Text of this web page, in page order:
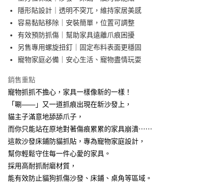
AFTEE先享後付
相關說明
【關於「AFTEE先享後付」】
AFTEE先享後付是「在收到商品之後才付款」的支付方式。 讓您購物簡單
１．簡單：不需註冊會員、不需綁卡、不需儲值。
３．安心：先確認商品／服務後，再付款。
１．於結帳方式選擇「AFTEE先享後付」後，將跳轉至「AFTEE先享後付」
結帳頁面，進行簡訊認證並確認金額後，即可完成結帳。
２．訂單成立數日內，您將收到繳費通知簡訊。
３．收到繳費通知簡訊後14天內，點擊此簡訊中的連結，可透過四大超商／
ATM／網路銀行／等多元方式進行付款，方視為交易完成。
※ 請注意：結帳手續完成當下不需立刻繳費，但若您需要取消訂單，請聯絡
後付繳納相關費用。
※ 交易是否成功請以「AFTEE先享後付 」之結帳頁面顯示為準，若有關於
ATM付款
全家取貨付款
每筆NT$60，滿NT$499(含以上)免運費
7-11取貨付款
每筆NT$60，滿NT$499(含以上)免運費
7-11取貨(快速到店)
宅配
隱形貼設計｜透明不突兀，維持家居美感
容易黏貼移除｜安裝簡單，位置可調整
有效預防抓傷｜幫助家具遠離爪痕困擾
另售專用螺旋扭釘｜固定布料表面更穩固
寵物家庭必備｜安心生活、寵物盡情玩耍
銷售重點
寵物抓抓不擔心，家具一樣像新的一樣！
「唰——」又一道抓痕出現在新沙發上，
貓主子滿意地舔舔爪子，
而你只能站在原地對著傷痕累累的家具崩潰⋯⋯
這款沙發床鋪防貓抓貼，專為寵物家庭設計，
幫你輕鬆守住每一件心愛的家具。
採用高耐抓耐磨材質，
能有效防止貓狗抓傷沙發、床鋪、桌角等區域。